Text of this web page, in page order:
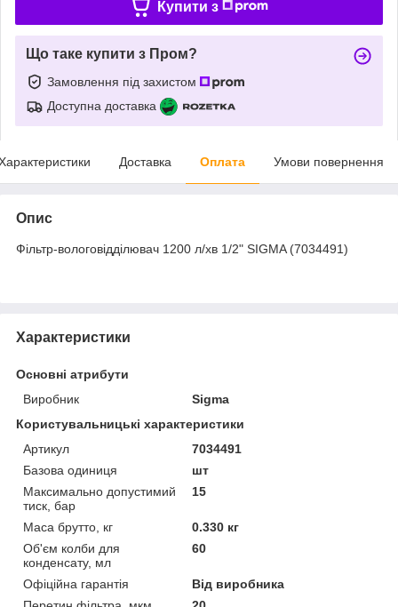
Купити з
Що таке купити з Пром?
Замовлення під захистом
Доступна доставка
Доставка Оплата Умови повернення
Опис
Фільтр-вологовідділювач 1200 л/хв 1/2" SIGMA (7034491)
Характеристики
Основні атрибути
Виробник
Sigma
Користувальницькі характеристики
Артикул
7034491
Базова одиниця
шт
Максимально допустимий
тиск, бар
15
Маса брутто, кг
0.330 кг
Об'єм колби для
конденсату, мл
60
Офіційна гарантія
Від виробника